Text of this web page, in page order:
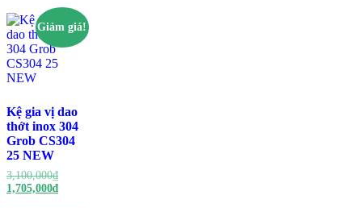
Giảm giá!
Kệ gia vị dao
thớt inox 304
Grob CS304
25 NEW
3,100,000₫
1,705,000₫